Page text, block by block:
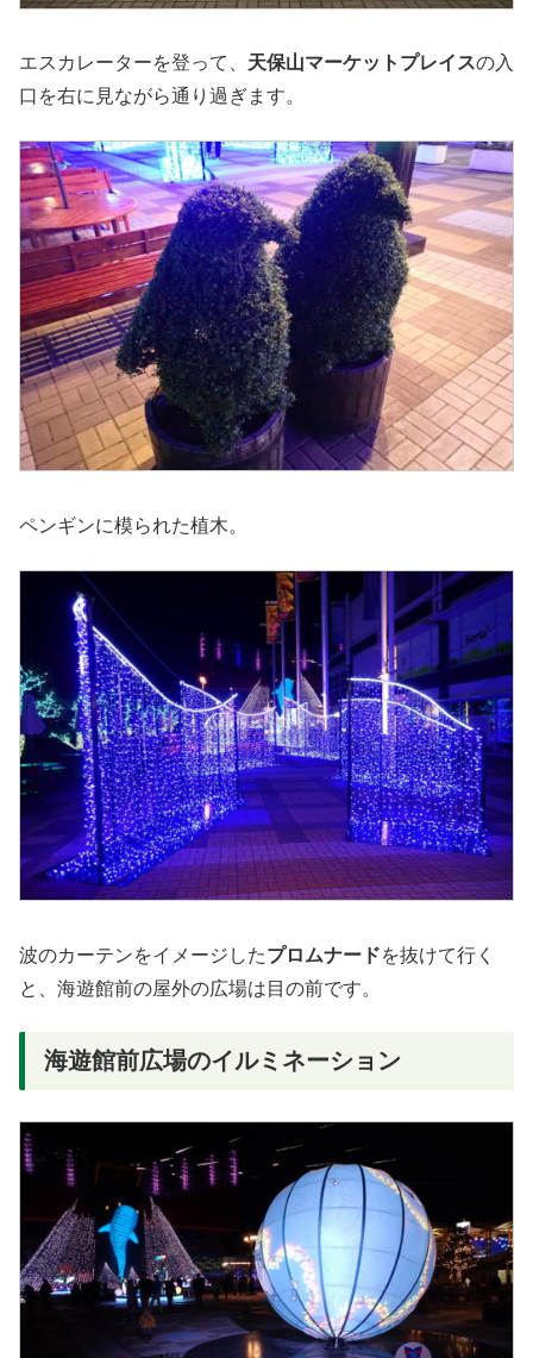
エスカレーターを登って、 天保山マーケットプレイスの入
口を右に見ながら通り過ぎます。
ペンギンに模られた植木。
波のカーテンをイメージしたプロムナードを抜けて行く
と、海遊館前の屋外の広場は目の前です。
海遊館前広場のイルミネーション